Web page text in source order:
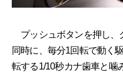
プッシュボタンを押し、
同時に、毎分1回転で動く
転する1/10秒カナ歯車と噛